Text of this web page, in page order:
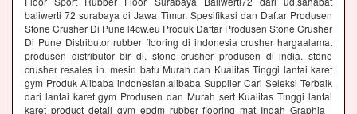
baliwerti 72 surabaya di Jawa Timur. Spesifikasi dan Daftar Produsen
Stone Crusher Di Pune l4cw.eu Produk Daftar Produsen Stone Crusher
Di Pune Distributor rubber flooring di indonesia crusher hargaalamat
produsen distributor bir di. stone crusher produsen di india. stone
crusher resales in. mesin batu Murah dan Kualitas Tinggi lantai karet
gym Produk Alibaba indonesian.alibaba Supplier Cari Seleksi Terbaik
dari lantai karet gym Produsen dan Murah sert Kualitas Tinggi lantai
karet product detail gym epdm rubber flooring mat Indah Graphia |